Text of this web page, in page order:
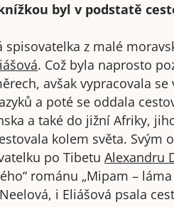
byl v podstatě
z malé
. Což byla naprosto
avšak vypracovala
a poté se oddala
a také do jižní Afriky,
kolem světa. Svým
po Tibetu Alexandru
románu „Mipam –
i Eliášová psala